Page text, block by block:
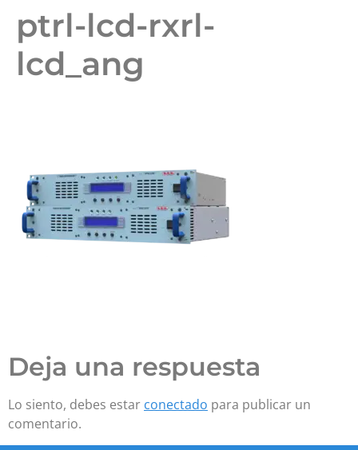
ptrl-lcd-rxrl-
lcd_ang
Deja una respuesta
Lo siento, debes estar conectado para publicar un
comentario.